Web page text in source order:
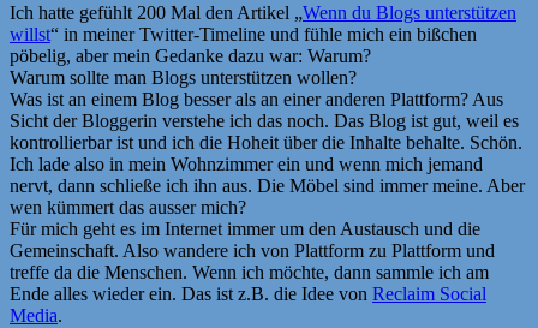
Ich hatte gefühlt 200 Mal den Artikel „Wenn du Blogs unterstützen
willst“ in meiner Twitter-Timeline und fühle mich ein bißchen
pöbelig, aber mein Gedanke dazu war: Warum?
Warum sollte man Blogs unterstützen wollen?
Was ist an einem Blog besser als an einer anderen Plattform? Aus
Sicht der Bloggerin verstehe ich das noch. Das Blog ist gut, weil es
kontrollierbar ist und ich die Hoheit über die Inhalte behalte. Schön.
Ich lade also in mein Wohnzimmer ein und wenn mich jemand
nervt, dann schließe ich ihn aus. Die Möbel sind immer meine. Aber
wen kümmert das ausser mich?
Für mich geht es im Internet immer um den Austausch und die
Gemeinschaft. Also wandere ich von Plattform zu Plattform und
treffe da die Menschen. Wenn ich möchte, dann sammle ich am
Ende alles wieder ein. Das ist z.B. die Idee von Reclaim Social
Media.